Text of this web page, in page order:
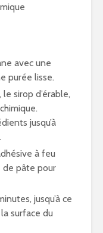
avec une
purée lisse.
sirop d’érable,
jusqu’à
à feu
de pâte pour
jusqu’à ce
surface du